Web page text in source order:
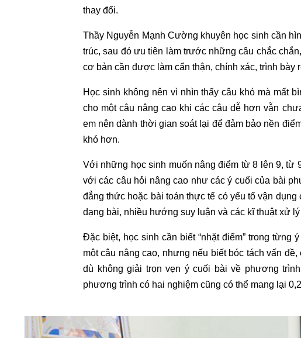
thay đổi.
Thầy Nguyễn Mạnh Cường khuyên học sinh cần
trúc, sau đó ưu tiên làm trước những câu chắc
cơ bản cần được làm cẩn thận, chính xác, trình bày
Học sinh không nên vì nhìn thấy câu khó mà mất
cho một câu nâng cao khi các câu dễ hơn vẫn
em nên dành thời gian soát lại để đảm bảo nền
khó hơn.
Với những học sinh muốn nâng điểm từ 8 lên 9, từ
với các câu hỏi nâng cao như các ý cuối của bài
đẳng thức hoặc bài toán thực tế có yếu tố vận
dạng bài, nhiều hướng suy luận và các kĩ thuật xử
Đặc biệt, học sinh cần biết “nhặt điểm” trong
một câu nâng cao, nhưng nếu biết bóc tách vấn
dù không giải trọn vẹn ý cuối bài về phương
phương trình có hai nghiệm cũng có thể mang lại